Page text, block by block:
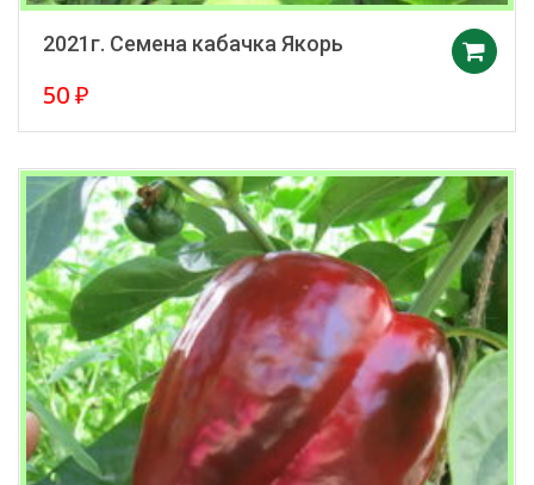
2021г. Семена кабачка Якорь
50₽